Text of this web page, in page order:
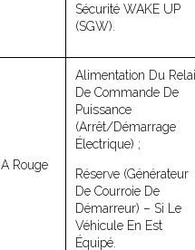
Sécurité WAKE UP
(SGW).
Rouge
Alimentation Du
De Commande De
Puissance
(arrêt/démarrage
Électrique) ;
Réserve (générateur
De Courroie De
Démarreur) – Si Le
Véhicule En Est
Équipé.